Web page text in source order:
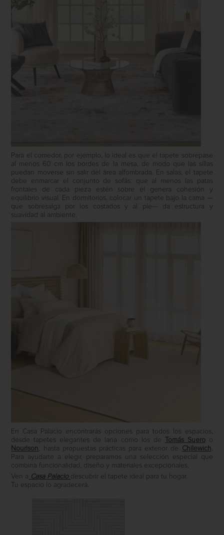
Para el comedor, por ejemplo, lo ideal es que el tapete sobrepase
al menos 60 cm los bordes de la mesa, de modo que las sillas
puedan moverse sin salir del área alfombrada. En salas, el tapete
debe enmarcar el conjunto de sofás: que al menos las patas
frontales de cada pieza estén sobre él genera cohesión y
equilibrio visual. En dormitorios, colocar un tapete bajo la cama —
que sobresalga por los costados y al pie— da estructura y
suavidad al ambiente.
En Casa Palacio encontrarás opciones para todos los espacios,
desde tapetes elegantes de lana como los de
Tomás Suero
o
Nourison, hasta propuestas prácticas para exterior de Chilewich.
Para ayudarte a elegir, preparamos una selección especial que
combina funcionalidad, diseño y materiales excepcionales.
Ven a Casa Palacio descubrir el tapete ideal para tu hogar.
Tu espacio lo agradecerá.